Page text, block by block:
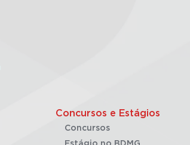
Concursos e Estágios
Concursos